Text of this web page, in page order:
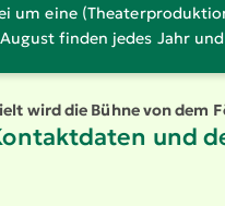
um eine
finden jedes Jahr
wird die Bühne von dem
und